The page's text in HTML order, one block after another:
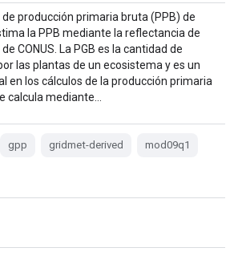
producción primaria bruta (PPB) de
la PPB mediante la reflectancia de
CONUS. La PGB es la cantidad de
las plantas de un ecosistema y es un
en los cálculos de la producción primaria
calcula mediante…
gpp gridmet-derived mod09q1